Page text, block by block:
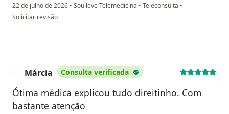
22 de julho de 2026 • Soulleve Telemedicina • Teleconsulta •
na opinião do utilizador M.T.
Solicitar revisão
Márcia Consulta verificada
Ótima médica explicou tudo direitinho. Com
bastante atenção